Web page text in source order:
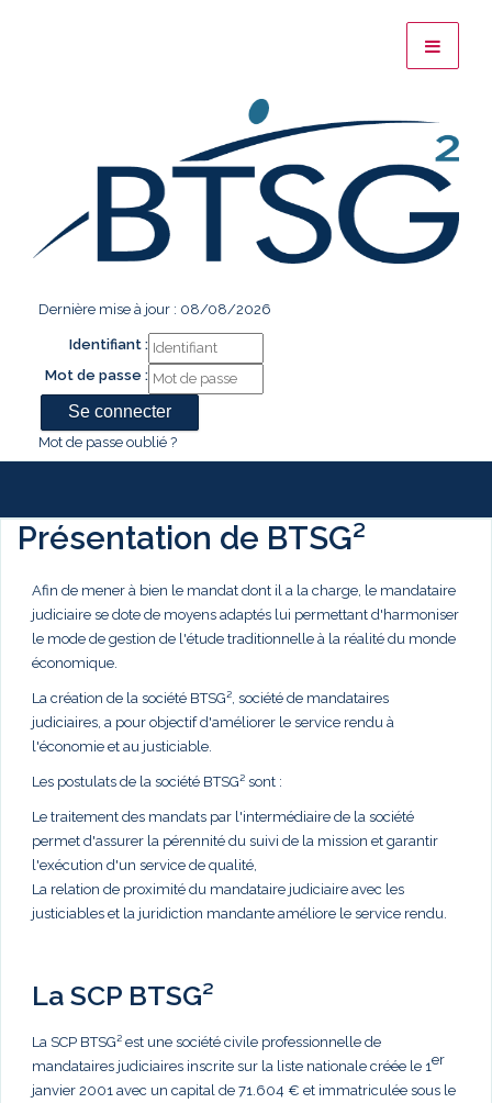
Dernière mise à jour : 08/08/2026
Identifiant :
Mot de passe :
Mot de passe oublié ?
Présentation de BTSG²
Afin de mener à bien le mandat dont il a la charge, le mandataire
judiciaire se dote de moyens adaptés lui permettant d'harmoniser
le mode de gestion de l'étude traditionnelle à la réalité du monde
économique.
La création de la société BTSG², société de mandataires
judiciaires, a pour objectif d'améliorer le service rendu à
l'économie et au justiciable.
Les postulats de la société BTSG² sont :
Le traitement des mandats par l'intermédiaire de la société
permet d'assurer la pérennité du suivi de la mission et garantir
l'exécution d'un service de qualité,
La relation de proximité du mandataire judiciaire avec les
justiciables et la juridiction mandante améliore le service rendu.
La SCP BTSG²
La SCP BTSG² est une société civile professionnelle de
mandataires judiciaires inscrite sur la liste nationale créée le 1er
janvier 2001 avec un capital de 71.604 € et immatriculée sous le